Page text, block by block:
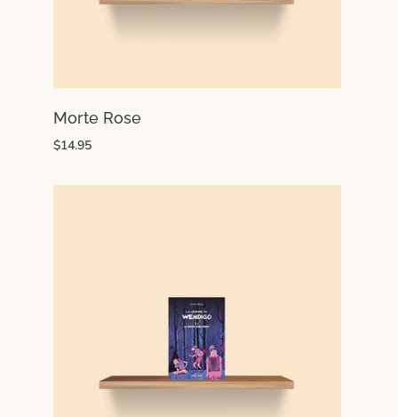
Morte Rose
$14.95